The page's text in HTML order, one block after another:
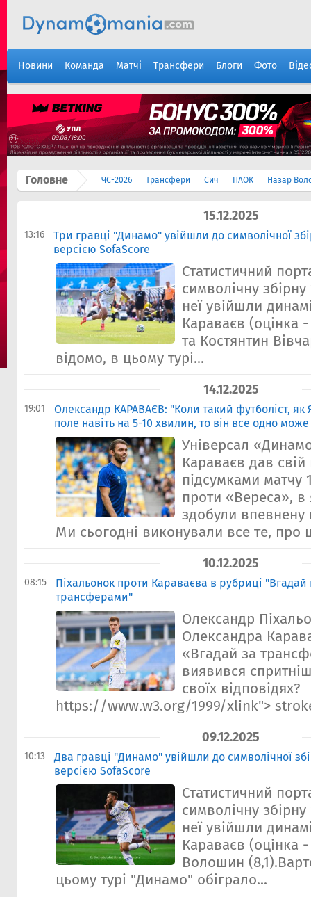
Новини Команда Матчі Трансфери Блоги Фото
Головне ЧС-2026 Трансфери Сич ПАОК Назар
15.12.2025
13:16
Три гравці "Динамо" увійшли до символічної
версією SofaScore
Статистичний
символічну
неї увійшли
Караваєв (оцінка -
та Костянтин
відомо, в цьому турі...
14.12.2025
19:01
Олександр КАРАВАЄВ: "Коли такий футболіст,
поле навіть на 5-10 хвилин, то він все одно
Універсал
Караваєв дав
підсумками матчу
проти «Вереса»,
здобули впевнену
Ми сьогодні виконували все те,
10.12.2025
08:15
Пiхальонок проти Караваєва в рубриці "Вгадай
трансферами"
Олександр
Олександра
«Вгадай за
виявився
своїх відповідях?
https://www.w3.org/1999/xlink">
09.12.2025
10:13
Два гравці "Динамо" увійшли до символічної
версією SofaScore
Статистичний
символічну
неї увійшли
Караваєв (оцінка
Волошин
цьому турі "Динамо" обіграло...